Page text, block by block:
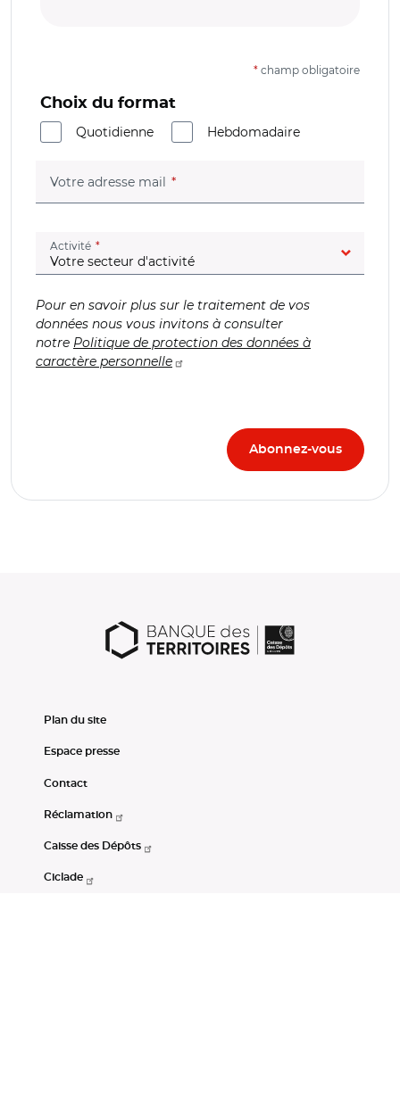
* champ obligatoire
Choix du format
Quotidienne
Hebdomadaire
Votre adresse mail (champ obligatoire)
Activité (champ obligatoire)
Pour en savoir plus sur le traitement de vos
données nous vous invitons à consulter
notre Politique de protection des données à
caractère personnelle
Plan du site
Espace presse
Contact
Réclamation
Caisse des Dépôts
Ciclade